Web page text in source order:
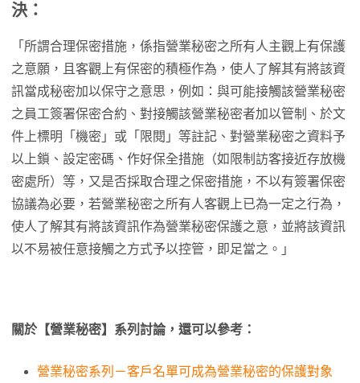
決：
「所謂合理保密措施，係指營業秘密之所有人主觀上有保護
之意願，且客觀上有保密的積極作為，使人了解其有將該資
訊當成秘密加以保守之意思，例如：與可能接觸該營業秘密
之員工簽署保密合約、對接觸該營業秘密者加以管制、於文
件上標明「機密」或「限閱」等註記、對營業秘密之資料予
以上鎖、設定密碼、作好保全措施（如限制訪客接近存放機
密處所）等，又是否採取合理之保密措施，不以有簽署保密
協議為必要，若營業秘密之所有人客觀上已為一定之行為，
使人了解其有將該資訊作為營業秘密保護之意，並將該資訊
以不易被任意接觸之方式予以控管，即足當之。」
關於【營業秘密】系列討論，還可以參考：
營業秘密系列－客戶名單可成為營業秘密的保護對象